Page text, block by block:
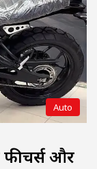
Auto
फीचर्स और